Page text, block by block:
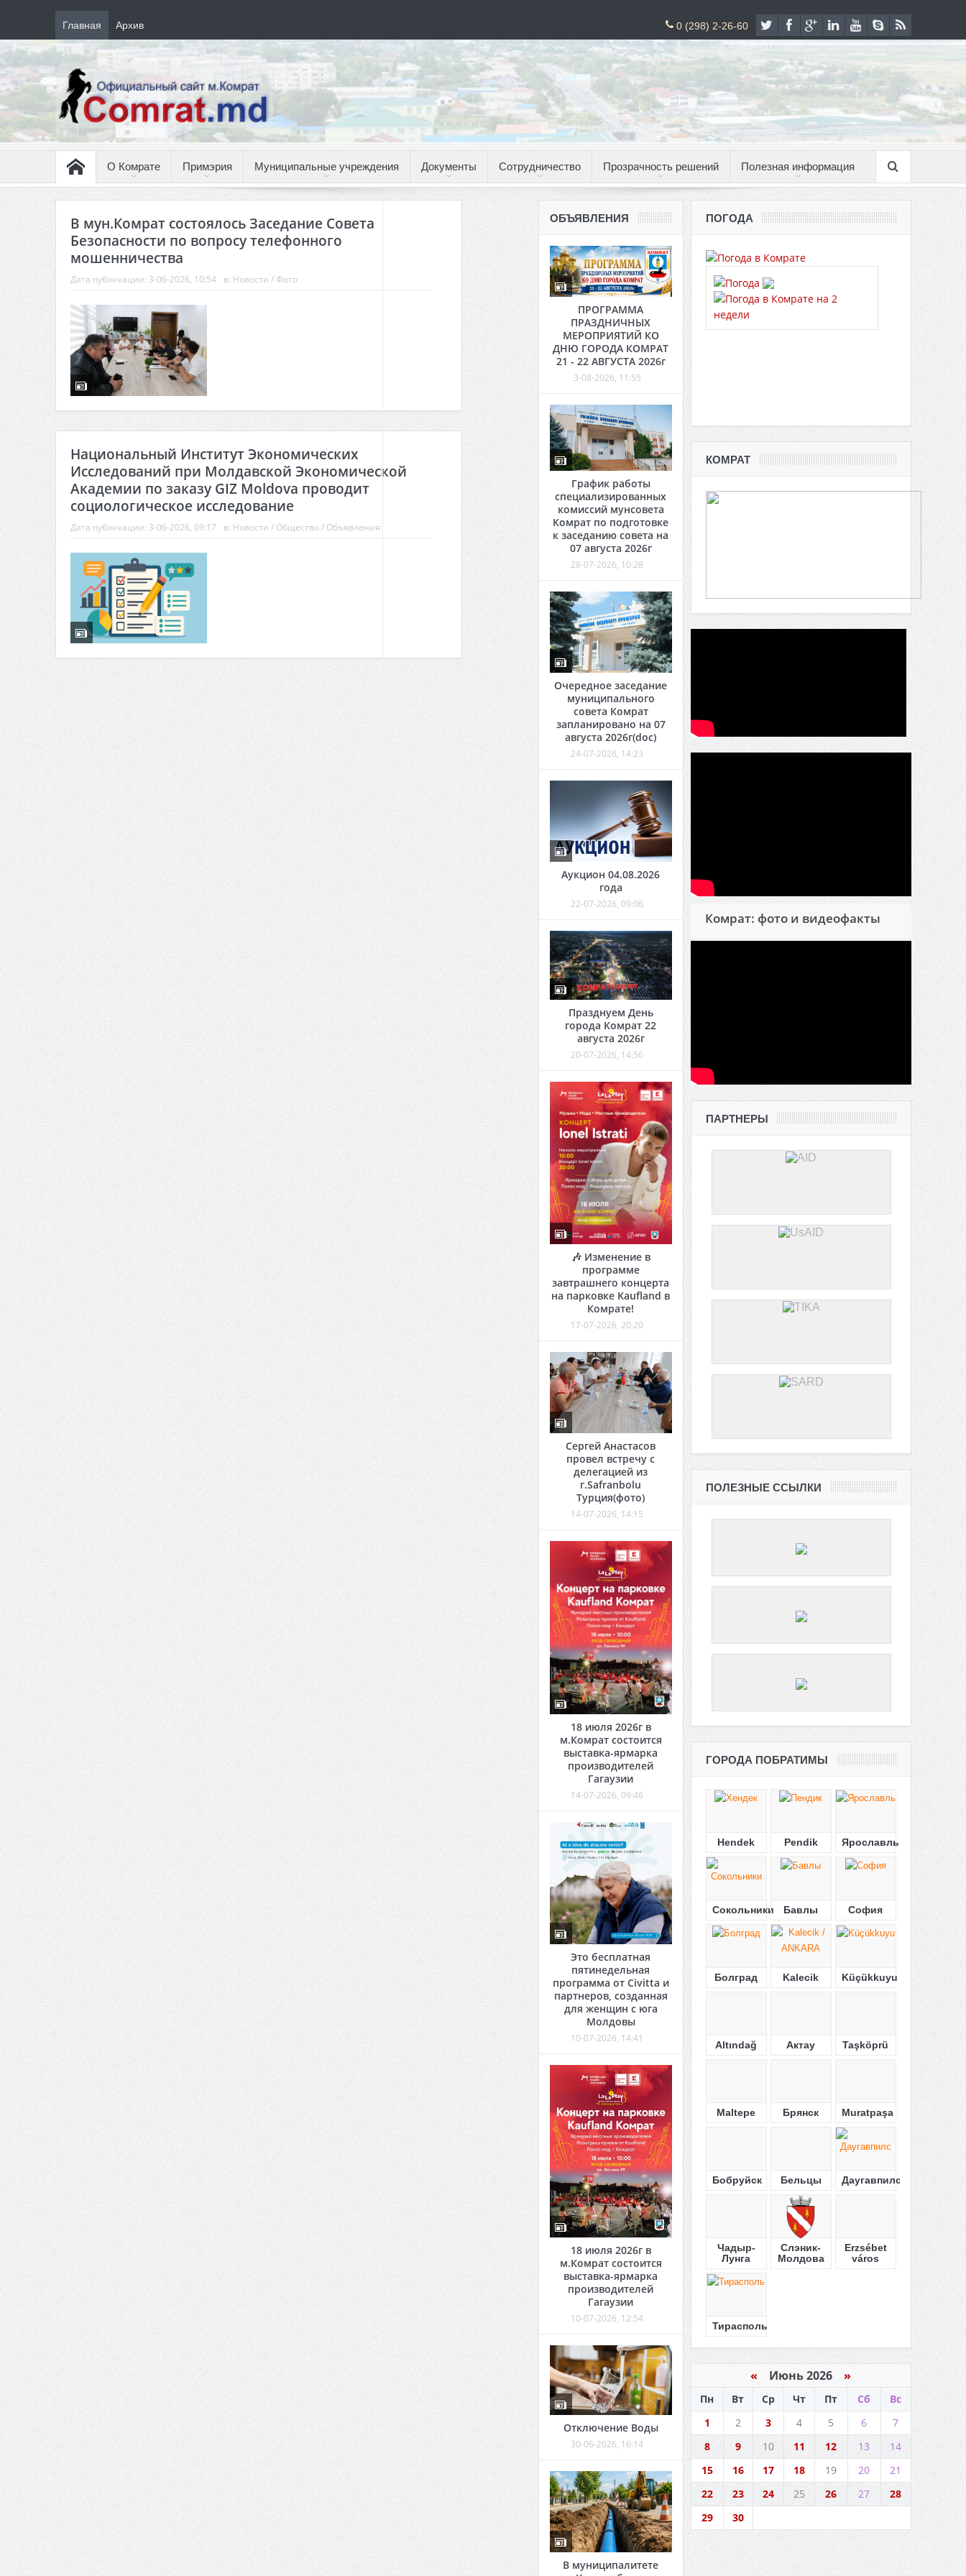
Главная Архив 0 (298) 2-26-60
О Комрате Примэрия Муниципальные учреждения Документы Сотрудничество Прозрачность решений Полезная информация
В мун.Комрат состоялось Заседание Совета
Безопасности по вопросу телефонного
мошенничества
Дата публикации: 3-06-2026, 10:54 в: Новости / Фото
Национальный Институт Экономических
Исследований при Молдавской Экономической
Академии по заказу GIZ Moldova проводит
социологическое исследование
Дата публикации: 3-06-2026, 09:17 в: Новости / Общество/ Объявления
ОБЪЯВЛЕНИЯ
ПРОГРАММА
ПРАЗДНИЧНЫХ
МЕРОПРИЯТИЙ КО
ДНЮ ГОРОДА КОМРАТ
21 - 22 АВГУСТА 2026г
3-08-2026, 11:55
График работы
специализированных
комиссий мунсовета
Комрат по подготовке
к заседанию совета на
07 августа 2026г
28-07-2026, 10:28
Очередное заседание
муниципального
совета Комрат
запланировано на 07
августа 2026г(doc)
24-07-2026, 14:23
Аукцион 04.08.2026
года
22-07-2026, 09:06
Празднуем День
города Комрат 22
августа 2026г
20-07-2026, 14:56
🎶 Изменение в
программе
завтрашнего концерта
на парковке Kaufland в
Комрате!
17-07-2026, 20:20
Сергей Анастасов
провел встречу с
делегацией из
г.Safranbolu
Турция(фото)
14-07-2026, 14:15
18 июля 2026г в
м.Комрат состоится
выставка-ярмарка
производителей
Гагаузии
14-07-2026, 09:46
Это бесплатная
пятинедельная
программа от Civitta и
партнеров, созданная
для женщин с юга
Молдовы
10-07-2026, 14:41
18 июля 2026г в
м.Комрат состоится
выставка-ярмарка
производителей
Гагаузии
10-07-2026, 12:54
Отключение Воды
30-06-2026, 16:14
В муниципалитете
ПОГОДА
КОМРАТ
Комрат: фото и видеофакты
ПАРТНЕРЫ
ПОЛЕЗНЫЕ ССЫЛКИ
ГОРОДА ПОБРАТИМЫ
Hendek Pendik Ярославль
Сокольники Бавлы София
Болград Kalecik Küçükkuyu
Altındağ Актау Taşköprü
Maltepe Брянск Muratpaşa
Бобруйск Бельцы Даугавпилс
Чадыр-
Лунга
Слэник-
Молдова
Erzsébet
város
Тирасполь
« Июнь 2026 »
Пн Вт Ср Чт Пт Сб
Вс
1
2 3 4 5 6
7
8
9 10 11 12 13
14
15
16 17 18 19 20
21
22
23 24 25 26 27
28
29
30